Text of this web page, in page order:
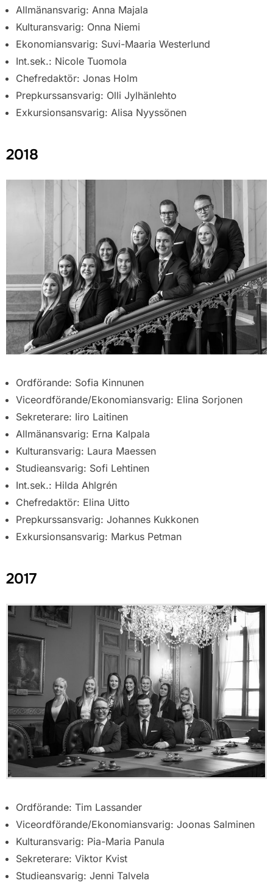
Allmänansvarig: Anna Majala
Kulturansvarig: Onna Niemi
Ekonomiansvarig: Suvi-Maaria Westerlund
Int.sek.: Nicole Tuomola
Chefredaktör: Jonas Holm
Prepkurssansvarig: Olli Jylhänlehto
Exkursionsansvarig: Alisa Nyyssönen
2018
Ordförande: Sofia Kinnunen
Viceordförande/Ekonomiansvarig: Elina Sorjonen
Sekreterare: Iiro Laitinen
Allmänansvarig: Erna Kalpala
Kulturansvarig: Laura Maessen
Studieansvarig: Sofi Lehtinen
Int.sek.: Hilda Ahlgrén
Chefredaktör: Elina Uitto
Prepkurssansvarig: Johannes Kukkonen
Exkursionsansvarig: Markus Petman
2017
Ordförande: Tim Lassander
Viceordförande/Ekonomiansvarig: Joonas Salminen
Kulturansvarig: Pia-Maria Panula
Sekreterare: Viktor Kvist
Studieansvarig: Jenni Talvela